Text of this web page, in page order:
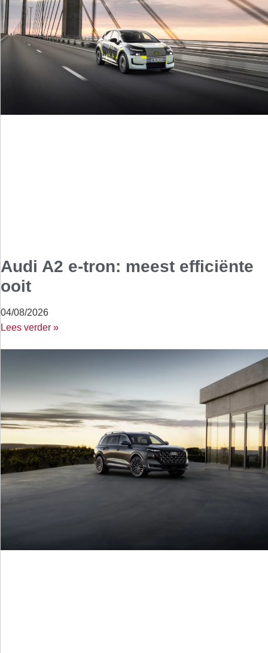
Audi A2 e-tron: meest efficiënte
ooit
04/08/2026
Lees verder »